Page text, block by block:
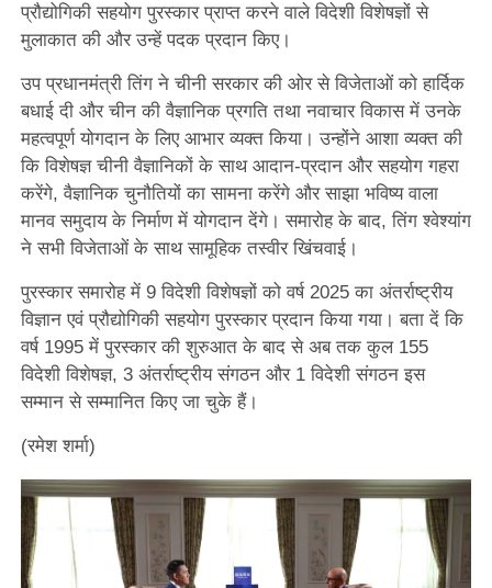
प्रौद्योगिकी सहयोग पुरस्कार प्राप्त करने वाले विदेशी विशेषज्ञों से
मुलाकात की और उन्हें पदक प्रदान किए।
उप प्रधानमंत्री तिंग ने चीनी सरकार की ओर से विजेताओं को हार्दिक
बधाई दी और चीन की वैज्ञानिक प्रगति तथा नवाचार विकास में उनके
महत्वपूर्ण योगदान के लिए आभार व्यक्त किया। उन्होंने आशा व्यक्त की
कि विशेषज्ञ चीनी वैज्ञानिकों के साथ आदान-प्रदान और सहयोग गहरा
करेंगे, वैज्ञानिक चुनौतियों का सामना करेंगे और साझा भविष्य वाला
मानव समुदाय के निर्माण में योगदान देंगे। समारोह के बाद, तिंग श्वेश्यांग
ने सभी विजेताओं के साथ सामूहिक तस्वीर खिंचवाई।
पुरस्कार समारोह में 9 विदेशी विशेषज्ञों को वर्ष 2025 का अंतर्राष्ट्रीय
विज्ञान एवं प्रौद्योगिकी सहयोग पुरस्कार प्रदान किया गया। बता दें कि
वर्ष 1995 में पुरस्कार की शुरुआत के बाद से अब तक कुल 155
विदेशी विशेषज्ञ, 3 अंतर्राष्ट्रीय संगठन और 1 विदेशी संगठन इस
सम्मान से सम्मानित किए जा चुके हैं।
(रमेश शर्मा)